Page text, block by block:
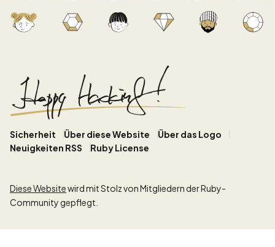
Sicherheit Über diese Website
Über das Logo
Neuigkeiten RSS
Ruby License
Diese Websitewird mit Stolz von Mitgliedern der Ruby-
Community gepflegt.